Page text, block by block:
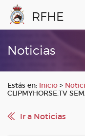
RFHE
Noticias
Estás en: Inicio >
CLIPMYHORSE.TV
Ir a Noticias